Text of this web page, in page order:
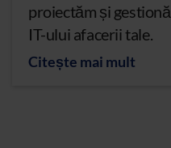
proiectăm și
IT-ului afacerii tale.
Citește mai mult